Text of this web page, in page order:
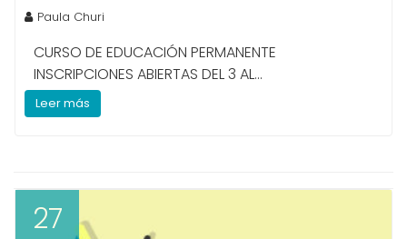
Paula Churi
CURSO DE EDUCACIÓN PERMANENTE
INSCRIPCIONES ABIERTAS DEL 3 AL...
Leer más
27